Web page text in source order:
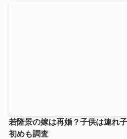
若隆景の嫁は再婚？子供は連れ
初めも調査